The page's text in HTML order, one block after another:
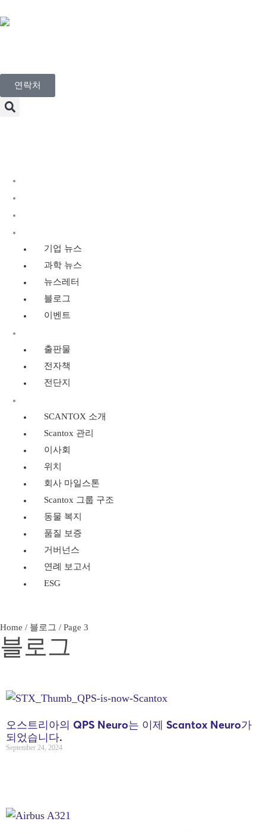
연락처
기업 뉴스
과학 뉴스
뉴스레터
블로그
이벤트
출판물
전자책
전단지
SCANTOX 소개
Scantox 관리
이사회
위치
회사 마일스톤
Scantox 그룹 구조
동물 복지
품질 보증
거버넌스
연례 보고서
ESG
Home / 블로그 / Page 3
블로그
오스트리아의 QPS Neuro는 이제 Scantox Neuro가
되었습니다.
September 24, 2024